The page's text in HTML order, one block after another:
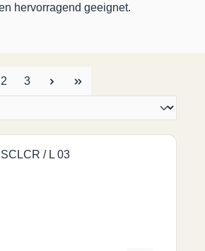
hervorragend geeignet.
Seite
2 Seite
3